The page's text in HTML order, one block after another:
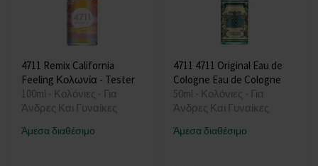
4711 Remix California
Feeling Κολωνία - Tester
100ml - Κολόνιες - Για
Άνδρες Και Γυναίκες
Άμεσα διαθέσιμο
4711 4711 Original Eau de
Cologne Eau de Cologne
50ml - Κολόνιες - Για
Άνδρες Και Γυναίκες
Άμεσα διαθέσιμο